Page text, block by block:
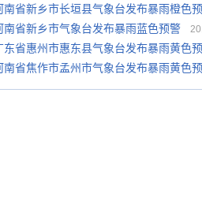
南省新乡市长垣县气象台发布暴雨橙色
南省新乡市气象台发布暴雨蓝色预警
东省惠州市惠东县气象台发布暴雨黄色
南省焦作市孟州市气象台发布暴雨黄色